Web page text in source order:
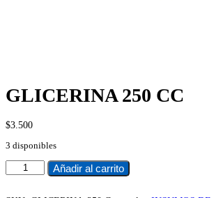
GLICERINA 250 CC
$3.500
3 disponibles
GLICERINA
250
Añadir al carrito